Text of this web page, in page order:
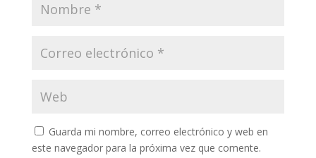
Guarda mi nombre, correo electrónico y web en
este navegador para la próxima vez que comente.